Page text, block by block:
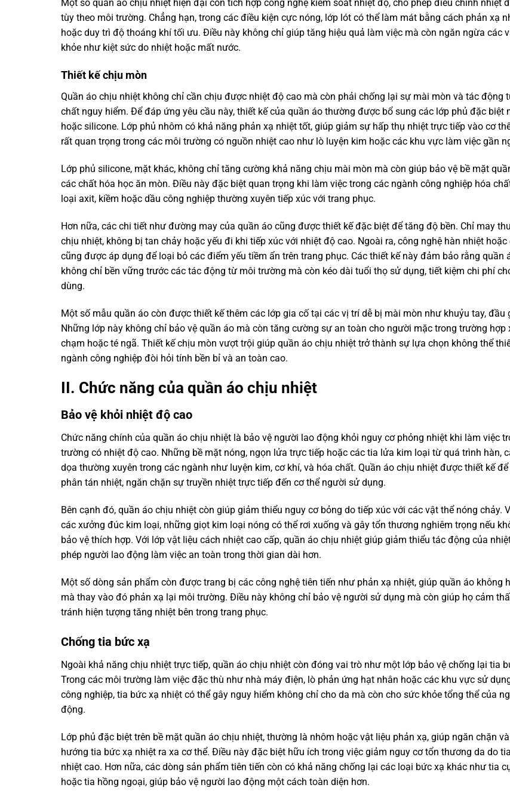
Một số quần áo chịu nhiệt hiện đại còn tích hợp công nghệ kiểm soát nhiệt độ, cho phép điều chỉnh nhiệt
tùy theo môi trường. Chẳng hạn, trong các điều kiện cực nóng, lớp lót có thể làm mát bằng cách phản xạ
hoặc duy trì độ thoáng khí tối ưu. Điều này không chỉ giúp tăng hiệu quả làm việc mà còn ngăn ngừa các
khỏe như kiệt sức do nhiệt hoặc mất nước.
Thiết kế chịu mòn
Quần áo chịu nhiệt không chỉ cần chịu được nhiệt độ cao mà còn phải chống lại sự mài mòn và tác động
chất nguy hiểm. Để đáp ứng yêu cầu này, thiết kế của quần áo thường được bổ sung các lớp phủ đặc biệt
hoặc silicone. Lớp phủ nhôm có khả năng phản xạ nhiệt tốt, giúp giảm sự hấp thụ nhiệt trực tiếp vào cơ
rất quan trọng trong các môi trường có nguồn nhiệt cao như lò luyện kim hoặc các khu vực làm việc gần
Lớp phủ silicone, mặt khác, không chỉ tăng cường khả năng chịu mài mòn mà còn giúp bảo vệ bề mặt
các chất hóa học ăn mòn. Điều này đặc biệt quan trọng khi làm việc trong các ngành công nghiệp hóa
loại axit, kiềm hoặc dầu công nghiệp thường xuyên tiếp xúc với trang phục.
Hơn nữa, các chi tiết như đường may của quần áo cũng được thiết kế đặc biệt để tăng độ bền. Chỉ may
chịu nhiệt, không bị tan chảy hoặc yếu đi khi tiếp xúc với nhiệt độ cao. Ngoài ra, công nghệ hàn nhiệt hoặc
cũng được áp dụng để loại bỏ các điểm yếu tiềm ẩn trên trang phục. Các thiết kế này đảm bảo rằng quần
không chỉ bền vững trước các tác động từ môi trường mà còn kéo dài tuổi thọ sử dụng, tiết kiệm chi phí
dùng.
Một số mẫu quần áo còn được thiết kế thêm các lớp gia cố tại các vị trí dễ bị mài mòn như khuỷu tay, đầu
Những lớp này không chỉ bảo vệ quần áo mà còn tăng cường sự an toàn cho người mặc trong trường hợp
chạm hoặc té ngã. Thiết kế chịu mòn vượt trội giúp quần áo chịu nhiệt trở thành sự lựa chọn không thể
ngành công nghiệp đòi hỏi tính bền bỉ và an toàn cao.
II. Chức năng của quần áo chịu nhiệt
Bảo vệ khỏi nhiệt độ cao
Chức năng chính của quần áo chịu nhiệt là bảo vệ người lao động khỏi nguy cơ phỏng nhiệt khi làm việc
trường có nhiệt độ cao. Những bề mặt nóng, ngọn lửa trực tiếp hoặc các tia lửa kim loại từ quá trình hàn,
dọa thường xuyên trong các ngành như luyện kim, cơ khí, và hóa chất. Quần áo chịu nhiệt được thiết kế
phân tán nhiệt, ngăn chặn sự truyền nhiệt trực tiếp đến cơ thể người sử dụng.
Bên cạnh đó, quần áo chịu nhiệt còn giúp giảm thiểu nguy cơ bỏng do tiếp xúc với các vật thể nóng chảy.
các xưởng đúc kim loại, những giọt kim loại nóng có thể rơi xuống và gây tổn thương nghiêm trọng nếu
bảo vệ thích hợp. Với lớp vật liệu cách nhiệt cao cấp, quần áo chịu nhiệt giúp giảm thiểu tác động của
phép người lao động làm việc an toàn trong thời gian dài hơn.
Một số dòng sản phẩm còn được trang bị các công nghệ tiên tiến như phản xạ nhiệt, giúp quần áo không
mà thay vào đó phản xạ lại môi trường. Điều này không chỉ bảo vệ người sử dụng mà còn giúp họ cảm
tránh hiện tượng tăng nhiệt bên trong trang phục.
Chống tia bức xạ
Ngoài khả năng chịu nhiệt trực tiếp, quần áo chịu nhiệt còn đóng vai trò như một lớp bảo vệ chống lại tia
Trong các môi trường làm việc đặc thù như nhà máy điện, lò phản ứng hạt nhân hoặc các khu vực sử
công nghiệp, tia bức xạ nhiệt có thể gây nguy hiểm không chỉ cho da mà còn cho sức khỏe tổng thể của
động.
Lớp phủ đặc biệt trên bề mặt quần áo chịu nhiệt, thường là nhôm hoặc vật liệu phản xạ, giúp ngăn chặn
hướng tia bức xạ nhiệt ra xa cơ thể. Điều này đặc biệt hữu ích trong việc giảm nguy cơ tổn thương da do
nhiệt cao. Hơn nữa, các dòng sản phẩm tiên tiến còn có khả năng chống lại các loại bức xạ khác như tia
hoặc tia hồng ngoại, giúp bảo vệ người lao động một cách toàn diện hơn.